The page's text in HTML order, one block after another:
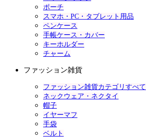
ポーチ
スマホ・PC・タブレット用品
ペンケース
手帳ケース・カバー
キーホルダー
チャーム
ファッション雑貨
ファッション雑貨カテゴリすべて
ネックウェア・ネクタイ
帽子
イヤーマフ
手袋
ベルト